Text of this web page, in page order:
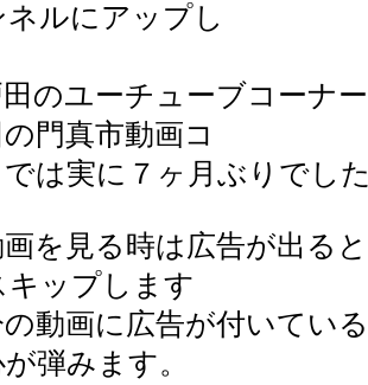
ルにアップし
のユーチューブコーナ
門真市動画コ
は実に７ヶ月ぶりでし
を見る時は広告が出る
キップします
動画に広告が付いてい
弾みます。